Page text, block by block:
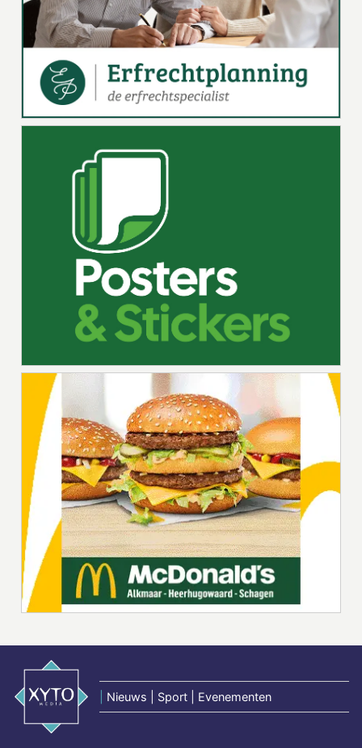
Nieuws | Sport | Evenementen